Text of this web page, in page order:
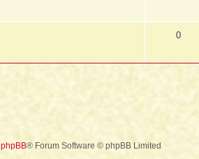
0
phpBB® Forum Software © phpBB Limited